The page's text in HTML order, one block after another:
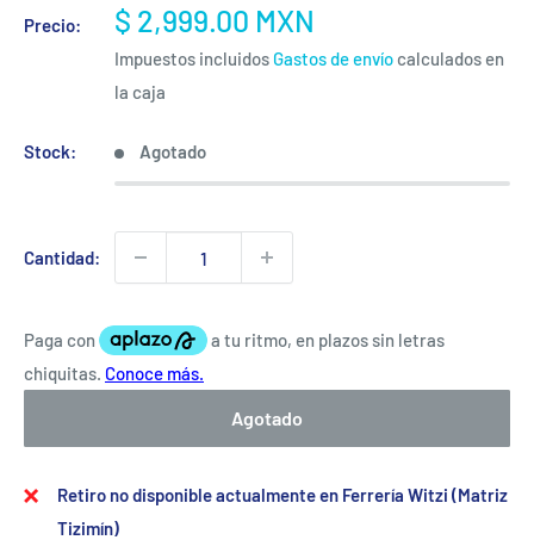
Precio:
Precio
de
venta
$ 2,999.00 MXN
Impuestos incluidos Gastos de envío calculados en
la caja
Stock: Agotado
Cantidad:
Agotado
Retiro no disponible actualmente en Ferrería Witzi (Matriz
Tizimín)